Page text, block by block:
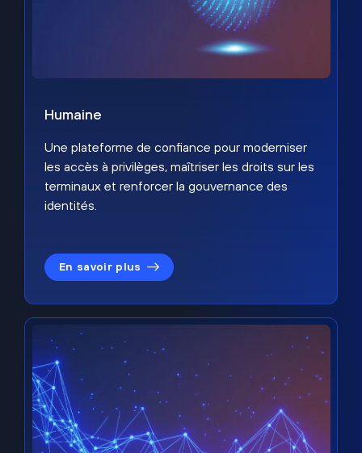
Humaine
Une plateforme de confiance pour moderniser
les accès à privilèges, maîtriser les droits sur les
terminaux et renforcer la gouvernance des
identités.
En savoir plus